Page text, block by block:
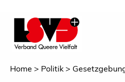
Home Politik